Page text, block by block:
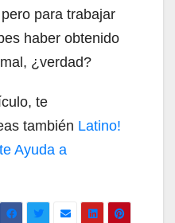
para trabajar
haber obtenido
¿verdad?
te
también Latino!
Ayuda a